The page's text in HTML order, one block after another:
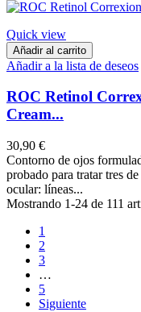
Quick view
Añadir al carrito
Añadir a la lista de deseos
ROC Retinol
Cream...
30,90 €
Contorno de ojos
probado para tratar tres
ocular: líneas...
Mostrando 1-24 de 111
1
2
3
…
5
Siguiente